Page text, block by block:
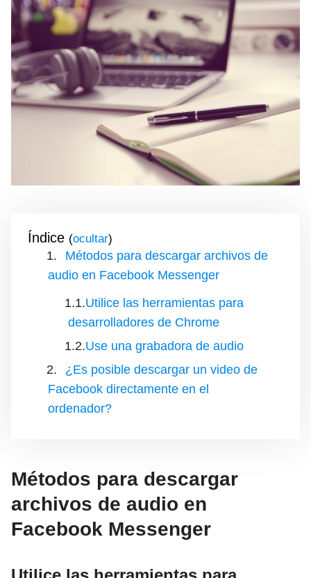
Índice ( )
Métodos para descargar archivos de
audio en Facebook Messenger
Utilice las herramientas para
desarrolladores de Chrome
Use una grabadora de audio
¿Es posible descargar un video de
Facebook directamente en el
ordenador?
Métodos para descargar
archivos de audio en
Facebook Messenger